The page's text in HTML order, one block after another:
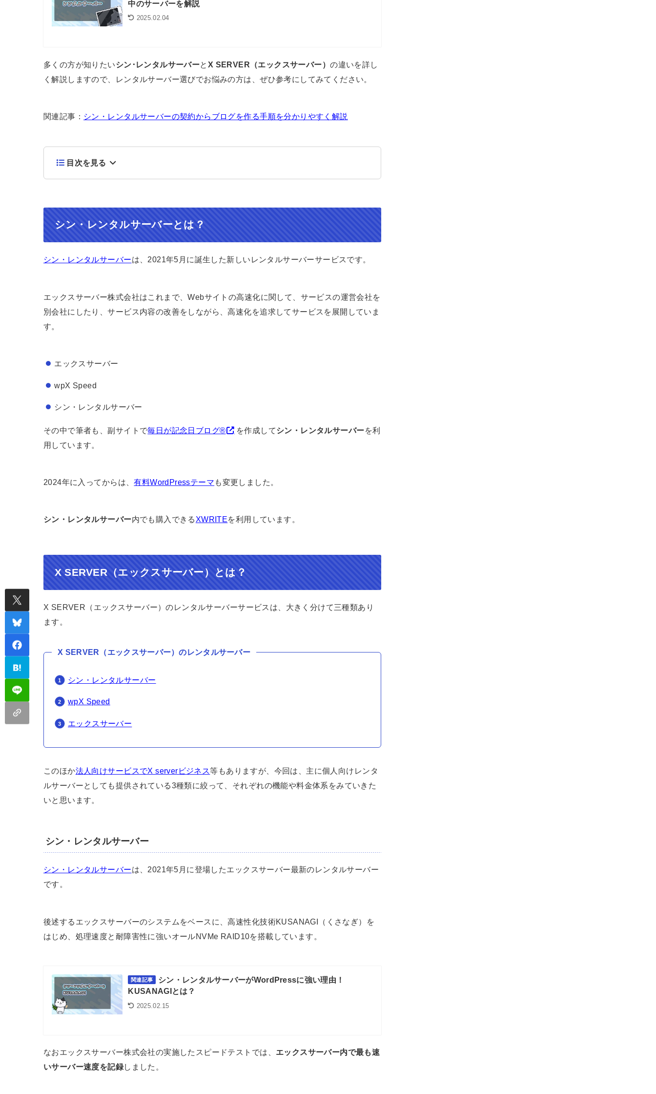
中のサーバーを解説
2025.02.04
多くの方が知りたいシン･レンタルサーバーと X SERVER（エックスサーバー）の違いを詳し
く解説しますので、レンタルサーバー選びでお悩みの方は、ぜひ参考にしてみてください。
関連記事： シン・レンタルサーバーの契約からブログを作る手順を分かりやすく解説
目次を見る
シン・レンタルサーバーとは？
シン・レンタルサーバーは、2021年5月に誕生した新しいレンタルサーバーサービスです。
エックスサーバー株式会社はこれまで、Webサイトの高速化に関して、サービスの運営会社を
別会社にしたり、サービス内容の改善をしながら、高速化を追求してサービスを展開していま
す。
エックスサーバー
wpX Speed
シン・レンタルサーバー
その中で筆者も、副サイトで毎日が記念日ブログ® を作成してシン・レンタルサーバーを利
用しています。
2024年に入ってからは、有料WordPressテーマ も変更しました。
シン・レンタルサーバー内でも購入できる XWRITEを利用しています。
X SERVER（エックスサーバー）とは？
X SERVER（エックスサーバー）のレンタルサーバーサービスは、大きく分けて三種類あり
ます。
X SERVER（エックスサーバー）のレンタルサーバー
シン・レンタルサーバー
wpX Speed
エックスサーバー
このほか法人向けサービスでX serverビジネス等もありますが、今回は、主に個人向けレンタ
ルサーバーとしても提供されている3種類に絞って、それぞれの機能や料金体系をみていきた
いと思います。
シン・レンタルサーバー
シン・レンタルサーバーは、2021年5月に登場したエックスサーバー最新のレンタルサーバー
です。
後述するエックスサーバーのシステムをベースに、高速性化技術KUSANAGI（くさなぎ）を
はじめ、処理速度と耐障害性に強いオールNVMe RAID10を搭載しています。
関連記事
シン・レンタルサーバーがWordPressに強い理由！
KUSANAGIとは？
2025.02.15
なおエックスサーバー株式会社の実施したスピードテストでは、 エックスサーバー内で最も速
いサーバー速度を記録しました。